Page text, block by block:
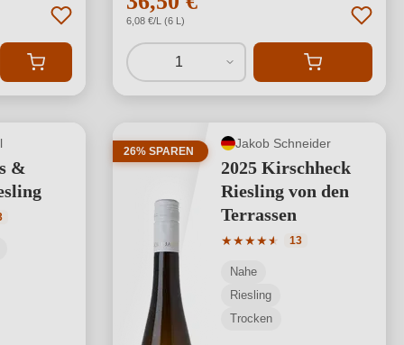
6,08 €/L (6 L)
1
&
Bewertung von 4.77 von 5 Sternen
26% SPAREN
Jakob Schneider
2025 Kirschheck
Riesling von den
Terrassen
★★★★★
★
Durchschnittliche
13
Nahe
Riesling
Trocken